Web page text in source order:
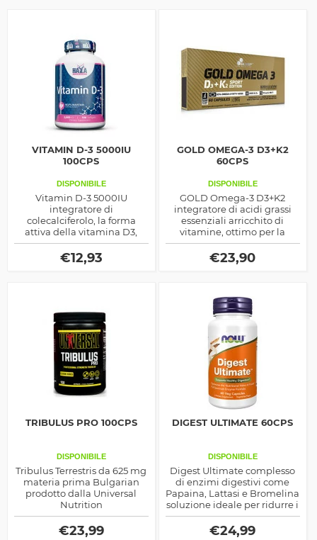
VITAMIN D-3 5000IU
100CPS
DISPONIBILE
Vitamin D-3 5000IU
integratore di
colecalciferolo, la forma
attiva della vitamina D3,
utile come stimolo al rilascio
del testosterone ed anche
per aiutare l'assorbimento
€12,93
GOLD OMEGA-3 D3+K2
60CPS
DISPONIBILE
GOLD Omega-3 D3+K2
integratore di acidi grassi
essenziali arricchito di
vitamine, ottimo per la
salute del corpo ma anche
come supporto sportivo
€23,90
TRIBULUS PRO 100CPS
DISPONIBILE
Tribulus Terrestris da 625 mg
materia prima Bulgarian
prodotto dalla Universal
Nutrition
€23,99
DIGEST ULTIMATE 60CPS
DISPONIBILE
Digest Ultimate complesso
di enzimi digestivi come
Papaina, Lattasi e Bromelina
soluzione ideale per ridurre i
problemi o disturbi legati
alla cattiva digestione
€24,99